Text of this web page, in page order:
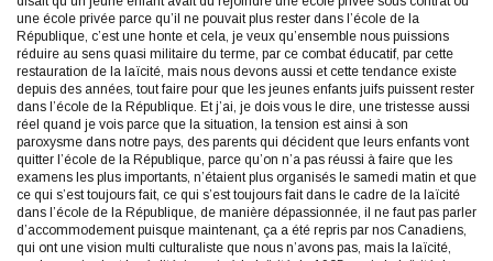
une école privée parce qu’il ne pouvait plus rester dans l’école de la
République, c’est une honte et cela, je veux qu’ensemble nous puissions
réduire au sens quasi militaire du terme, par ce combat éducatif, par cette
restauration de la laïcité, mais nous devons aussi et cette tendance existe
depuis des années, tout faire pour que les jeunes enfants juifs puissent rester
dans l’école de la République. Et j’ai, je dois vous le dire, une tristesse aussi
réel quand je vois parce que la situation, la tension est ainsi à son
paroxysme dans notre pays, des parents qui décident que leurs enfants vont
quitter l’école de la République, parce qu’on n’a pas réussi à faire que les
examens les plus importants, n’étaient plus organisés le samedi matin et que
ce qui s’est toujours fait, ce qui s’est toujours fait dans le cadre de la laïcité
dans l’école de la République, de manière dépassionnée, il ne faut pas parler
d’accommodement puisque maintenant, ça a été repris par nos Canadiens,
qui ont une vision multi culturaliste que nous n’avons pas, mais la laïcité,